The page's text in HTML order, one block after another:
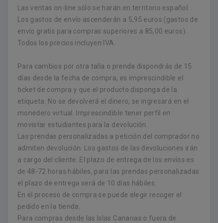
Las ventas on-line sólo se harán en territorio español.
Los gastos de envío ascenderán a 5,95 euros (gastos de
envío gratis para compras superiores a 85,00 euros).
Todos los precios incluyen IVA.
Para cambios por otra talla o prenda dispondrás de 15
días desde la fecha de compra, es imprescindible el
ticket de compra y que el producto disponga de la
etiqueta. No se devolverá el dinero, se ingresará en el
monedero virtual. Imprescindible tener perfil en
movistar estudiantes para la devolución.
Las prendas personalizadas a petición del comprador no
admiten devolución. Los gastos de las devoluciones irán
a cargo del cliente. El plazo de entrega de los envíos es
de 48-72 horas hábiles, para las prendas personalizadas
el plazo de entrega será de 10 días hábiles.
En el proceso de compra se puede elegir recoger el
pedido en la tienda.
Para compras desde las Islas Canarias o fuera de